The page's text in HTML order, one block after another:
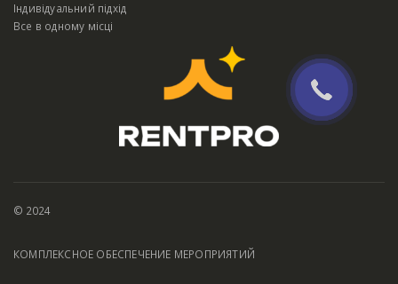
Індивідуальний підхід
Все в одному місці
© 2024
КОМПЛЕКСНОЕ ОБЕСПЕЧЕНИЕ МЕРОПРИЯТИЙ